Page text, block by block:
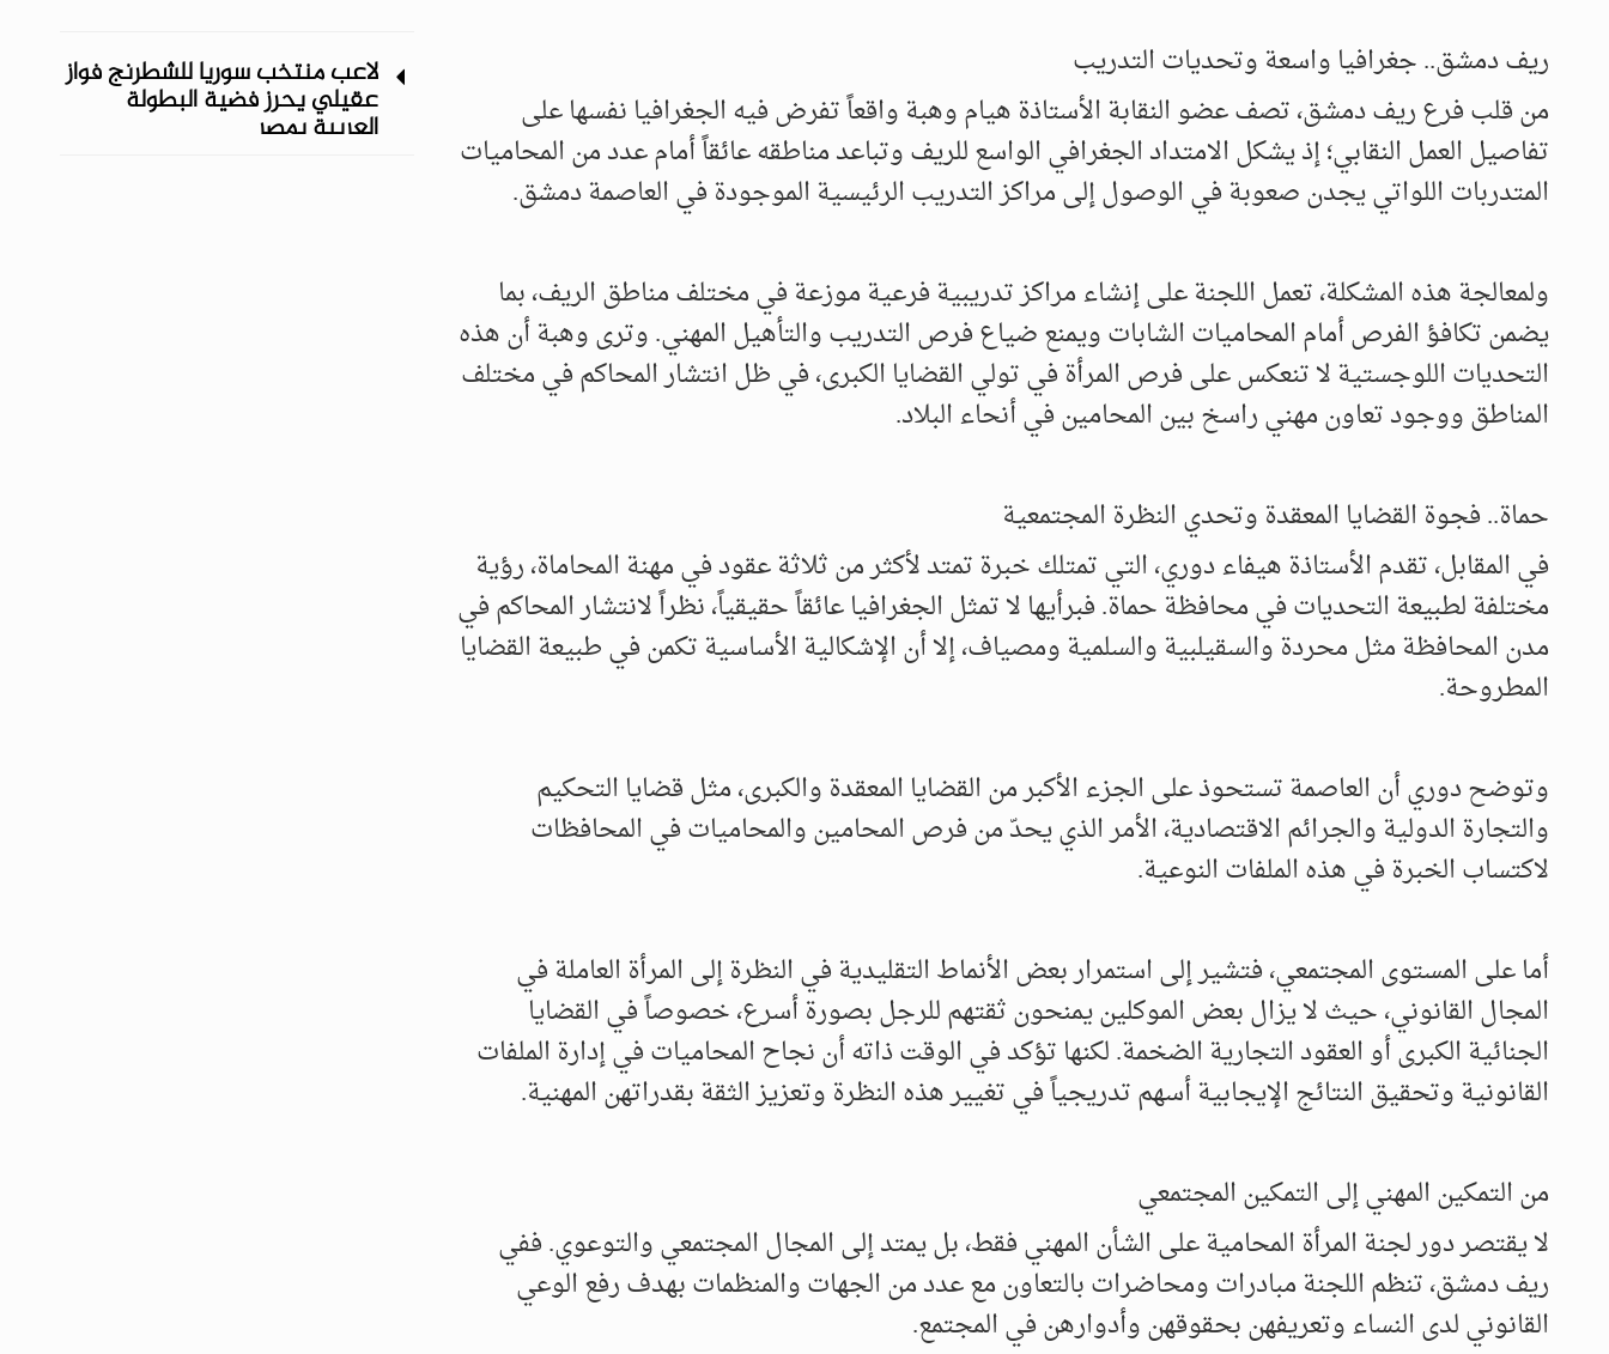
ريف دمشق.. جغرافيا واسعة وتحديات التدريب
من قلب فرع ريف دمشق، تصف عضو النقابة الأستاذة هيام وهبة واقعاً تفرض فيه الجغرافيا نفسها على
تفاصيل العمل النقابي؛ إذ يشكل الامتداد الجغرافي الواسع للريف وتباعد مناطقه عائقاً أمام عدد من المحاميات
المتدربات اللواتي يجدن صعوبة في الوصول إلى مراكز التدريب الرئيسية الموجودة في العاصمة دمشق.
ولمعالجة هذه المشكلة، تعمل اللجنة على إنشاء مراكز تدريبية فرعية موزعة في مختلف مناطق الريف، بما
يضمن تكافؤ الفرص أمام المحاميات الشابات ويمنع ضياع فرص التدريب والتأهيل المهني. وترى وهبة أن هذه
التحديات اللوجستية لا تنعكس على فرص المرأة في تولي القضايا الكبرى، في ظل انتشار المحاكم في مختلف
المناطق ووجود تعاون مهني راسخ بين المحامين في أنحاء البلاد.
حماة.. فجوة القضايا المعقدة وتحدي النظرة المجتمعية
في المقابل، تقدم الأستاذة هيفاء دوري، التي تمتلك خبرة تمتد لأكثر من ثلاثة عقود في مهنة المحاماة، رؤية
مختلفة لطبيعة التحديات في محافظة حماة. فبرأيها لا تمثل الجغرافيا عائقاً حقيقياً، نظراً لانتشار المحاكم في
مدن المحافظة مثل محردة والسقيلبية والسلمية ومصياف، إلا أن الإشكالية الأساسية تكمن في طبيعة القضايا
المطروحة.
وتوضح دوري أن العاصمة تستحوذ على الجزء الأكبر من القضايا المعقدة والكبرى، مثل قضايا التحكيم
والتجارة الدولية والجرائم الاقتصادية، الأمر الذي يحدّ من فرص المحامين والمحاميات في المحافظات
لاكتساب الخبرة في هذه الملفات النوعية.
أما على المستوى المجتمعي، فتشير إلى استمرار بعض الأنماط التقليدية في النظرة إلى المرأة العاملة في
المجال القانوني، حيث لا يزال بعض الموكلين يمنحون ثقتهم للرجل بصورة أسرع، خصوصاً في القضايا
الجنائية الكبرى أو العقود التجارية الضخمة. لكنها تؤكد في الوقت ذاته أن نجاح المحاميات في إدارة الملفات
القانونية وتحقيق النتائج الإيجابية أسهم تدريجياً في تغيير هذه النظرة وتعزيز الثقة بقدراتهن المهنية.
من التمكين المهني إلى التمكين المجتمعي
لا يقتصر دور لجنة المرأة المحامية على الشأن المهني فقط، بل يمتد إلى المجال المجتمعي والتوعوي. ففي
ريف دمشق، تنظم اللجنة مبادرات ومحاضرات بالتعاون مع عدد من الجهات والمنظمات بهدف رفع الوعي
القانوني لدى النساء وتعريفهن بحقوقهن وأدوارهن في المجتمع.
لاعب منتخب سوريا للشطرنج فواز
عقيلي يحرز فضية البطولة
العربية بمصر